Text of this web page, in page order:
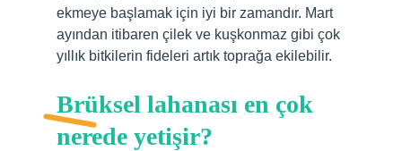
ekmeye başlamak için iyi bir zamandır. Mart
ayından itibaren çilek ve kuşkonmaz gibi çok
yıllık bitkilerin fideleri artık toprağa ekilebilir.
Brüksel lahanası en çok
nerede yetişir?